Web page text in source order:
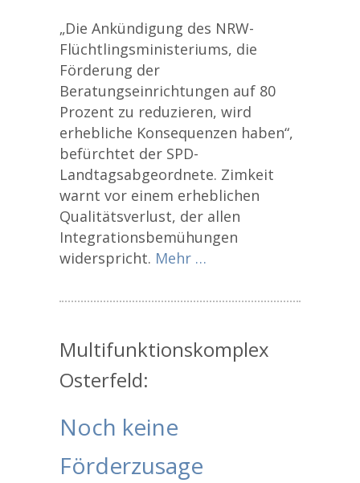
„Die Ankündigung des NRW-
Flüchtlingsministeriums, die
Förderung der
Beratungseinrichtungen auf 80
Prozent zu reduzieren, wird
erhebliche Konsequenzen haben“,
befürchtet der SPD-
Landtagsabgeordnete. Zimkeit
warnt vor einem erheblichen
Qualitätsverlust, der allen
Integrationsbemühungen
widerspricht. Mehr …
Multifunktionskomplex
Osterfeld:
Noch keine
Förderzusage